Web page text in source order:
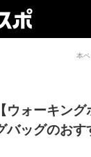
本
【ウォーキン
バッグのおす